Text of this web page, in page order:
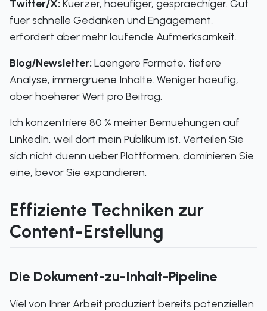
Twitter/X: Kuerzer, haeufiger, gespraechiger. Gut
fuer schnelle Gedanken und Engagement,
erfordert aber mehr laufende Aufmerksamkeit.
Blog/Newsletter: Laengere Formate, tiefere
Analyse, immergruene Inhalte. Weniger haeufig,
aber hoeherer Wert pro Beitrag.
Ich konzentriere 80 % meiner Bemuehungen auf
LinkedIn, weil dort mein Publikum ist. Verteilen Sie
sich nicht duenn ueber Plattformen, dominieren Sie
eine, bevor Sie expandieren.
Effiziente Techniken zur
Content-Erstellung
Die Dokument-zu-Inhalt-Pipeline
Viel von Ihrer Arbeit produziert bereits potenziellen